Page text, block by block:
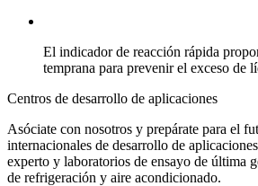
El indicador de reacción rápida
temprana para prevenir el exceso de
Centros de desarrollo de aplicaciones
Asóciate con nosotros y prepárate para el
internacionales de desarrollo de
experto y laboratorios de ensayo de última
de refrigeración y aire acondicionado.